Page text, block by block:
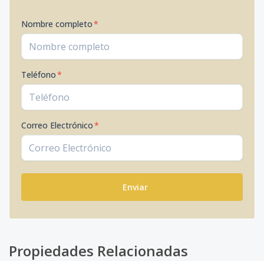
Nombre completo*
Teléfono*
Correo Electrónico*
Enviar
Propiedades Relacionadas